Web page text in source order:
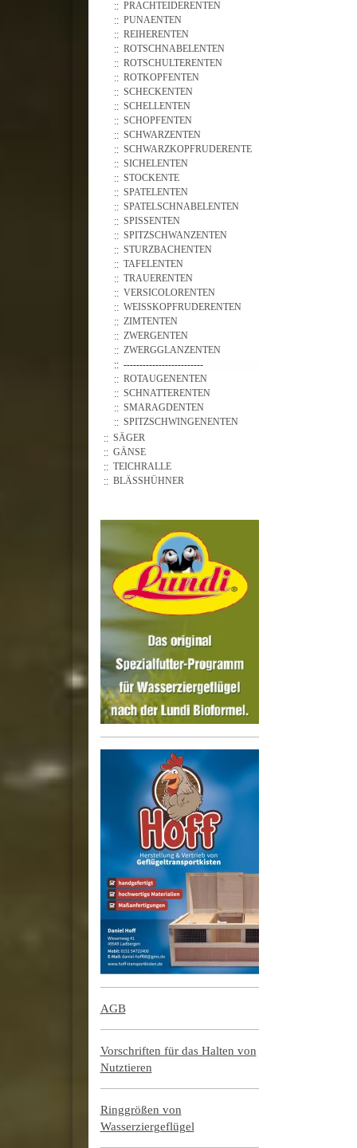
PRACHTEIDERENTEN
PUNAENTEN
REIHERENTEN
ROTSCHNABELENTEN
ROTSCHULTERENTEN
ROTKOPFENTEN
SCHECKENTEN
SCHELLENTEN
SCHOPFENTEN
SCHWARZENTEN
SCHWARZKOPFRUDERENTE
SICHELENTEN
STOCKENTE
SPATELENTEN
SPATELSCHNABELENTEN
SPISSENTEN
SPITZSCHWANZENTEN
STURZBACHENTEN
TAFELENTEN
TRAUERENTEN
VERSICOLORENTEN
WEISSKOPFRUDERENTEN
ZIMTENTEN
ZWERGENTEN
ZWERGGLANZENTEN
-------------------------
ROTAUGENENTEN
SCHNATTERENTEN
SMARAGDENTEN
SPITZSCHWINGENENTEN
SÄGER
GÄNSE
TEICHRALLE
BLÄSSHÜHNER
AGB
Vorschriften für das Halten von
Nutztieren
Ringgrößen von
Wasserziergeflügel